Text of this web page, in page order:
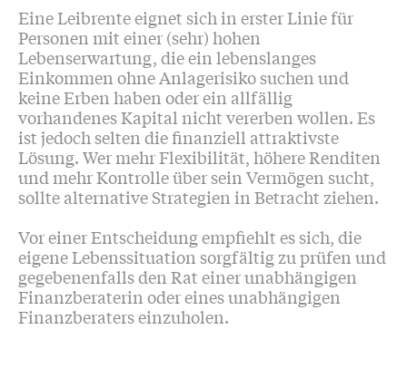
Eine Leibrente eignet sich in erster Linie für
Personen mit einer (sehr) hohen
Lebenserwartung, die ein lebenslanges
Einkommen ohne Anlagerisiko suchen und
keine Erben haben oder ein allfällig
vorhandenes Kapital nicht vererben wollen. Es
ist jedoch selten die finanziell attraktivste
Lösung. Wer mehr Flexibilität, höhere Renditen
und mehr Kontrolle über sein Vermögen sucht,
sollte alternative Strategien in Betracht ziehen.
Vor einer Entscheidung empfiehlt es sich, die
eigene Lebenssituation sorgfältig zu prüfen und
gegebenenfalls den Rat einer unabhängigen
Finanzberaterin oder eines unabhängigen
Finanzberaters einzuholen.